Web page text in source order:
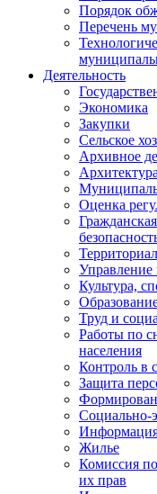
Порядок
Перечень
Деятельность
Экономика
Закупки
Сельское
Архивное
Архитектура
Оценка
Управление
Культура,
Труд и
Работы по
населения
Контроль в
Защита
Социально-
Жилье
Комиссия
их прав